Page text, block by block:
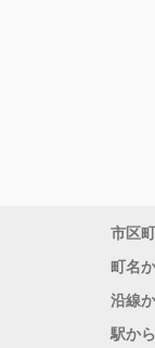
市区
町名
沿線
駅か